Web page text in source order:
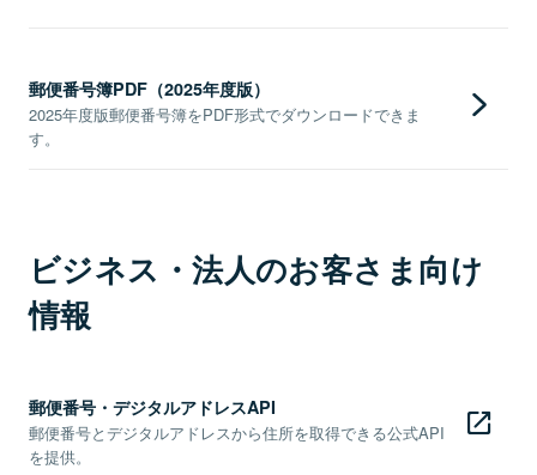
郵便番号簿PDF（2025年度版）
2025年度版郵便番号簿をPDF形式でダウンロードできま
す。
ビジネス・法人のお客さま向け
情報
郵便番号・デジタルアドレスAPI
郵便番号とデジタルアドレスから住所を取得できる公式API
を提供。